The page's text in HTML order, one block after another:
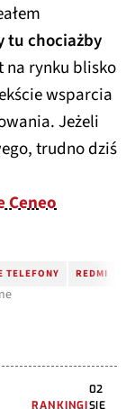
tu chociażby
na rynku blisko
wsparcia
Jeżeli
trudno dziś
Ceneo
TELEFONY REDMI
RANKINGI
02
SIE